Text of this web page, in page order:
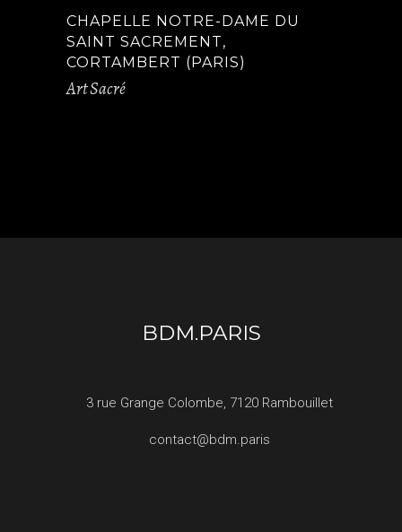
CHAPELLE NOTRE-DAME DU
SAINT SACREMENT,
CORTAMBERT (PARIS)
Art Sacré
BDM.PARIS
3 rue Grange Colombe, 7120 Rambouillet
contact@bdm.paris